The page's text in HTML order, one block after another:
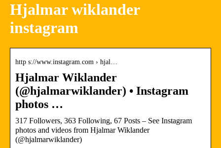
Hjalmar wiklander
instagram
http s://www.instagram.com › hjal…
Hjalmar Wiklander
(@hjalmarwiklander) • Instagram
photos …
317 Followers, 363 Following, 67 Posts – See Instagram
photos and videos from Hjalmar Wiklander
(@hjalmarwiklander)